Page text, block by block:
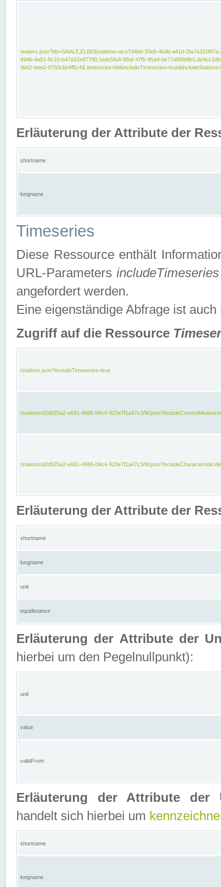
/waters.json?ids=SAALE,ELBE&stations=ace7d4b0-33e5-46db-a41d-
494b-4a51-8c10-b47a32e87790,1edc5fa4-88af-47f5-95a4-
4b62-bee2-9750cbe4f5c4&
Erläuterung der Attribute der
shortname
longname
Timeseries
Diese Ressource enthält
URL-ParametersincludeTimeseries
angefordert werden.
Eine eigenständige Abfrage ist auch
Zugriff auf die Ressource
/stations.json?includeTimeseries=true
/stations/d2d025a2-e691-4986-b9c4-923e7f1a47c3/
/stations/d2d025a2-e691-4986-b9c4-923e7f1a47c3/
Erläuterung der Attribute der
shortname
longname
unit
equidistance
Erläuterung der Attribute der
hierbei um den Pegelnullpunkt):
unit
value
validFrom
Erläuterung der Attribute der
handelt sich hierbei um
shortname
longname